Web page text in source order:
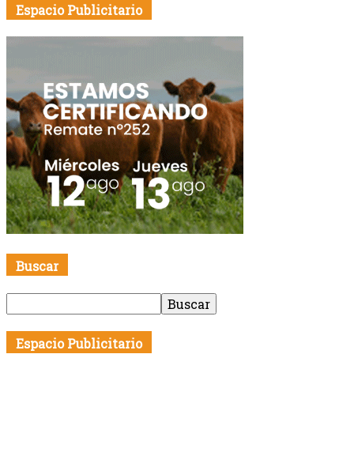
Espacio Publicitario
Buscar
Espacio Publicitario